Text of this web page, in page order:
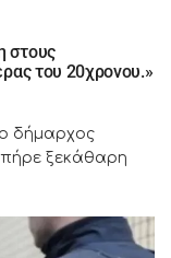
στους
του 20χρονου.»
δήμαρχος
πήρε ξεκάθαρη